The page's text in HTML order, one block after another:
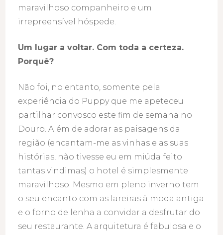
maravilhoso companheiro e um
irrepreensível hóspede.
Um lugar a voltar. Com toda a certeza.
Porquê?
Não foi, no entanto, somente pela
experiência do Puppy que me apeteceu
partilhar convosco este fim de semana no
Douro. Além de adorar as paisagens da
região (encantam-me as vinhas e as suas
histórias, não tivesse eu em miúda feito
tantas vindimas) o hotel é simplesmente
maravilhoso. Mesmo em pleno inverno tem
o seu encanto com as lareiras à moda antiga
e o forno de lenha a convidar a desfrutar do
seu restaurante. A arquitetura é fabulosa e o